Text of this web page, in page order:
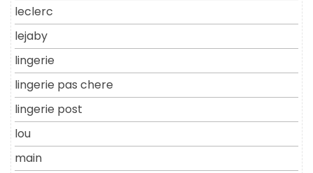
leclerc
lejaby
lingerie
lingerie pas chere
lingerie post
lou
main